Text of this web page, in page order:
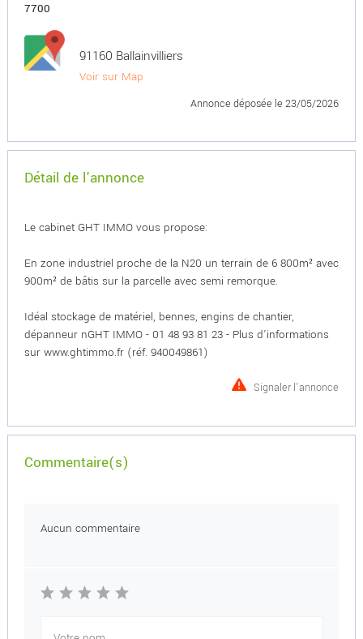
7700
91160 Ballainvilliers
Voir sur Map
Annonce déposée le 23/05/2026
Détail de l'annonce
Le cabinet GHT IMMO vous propose:
En zone industriel proche de la N20 un terrain de 6 800m² avec
900m² de bâtis sur la parcelle avec semi remorque.
Idéal stockage de matériel, bennes, engins de chantier,
dépanneur nGHT IMMO - 01 48 93 81 23 - Plus d'informations
sur www.ghtimmo.fr (réf. 940049861)
Signaler l'annonce
Commentaire(s)
Aucun commentaire